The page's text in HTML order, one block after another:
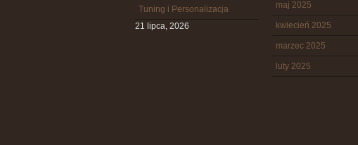
Tuning i Personalizacja
21 lipca, 2026
maj 2025
kwiecień 2025
marzec 2025
luty 2025